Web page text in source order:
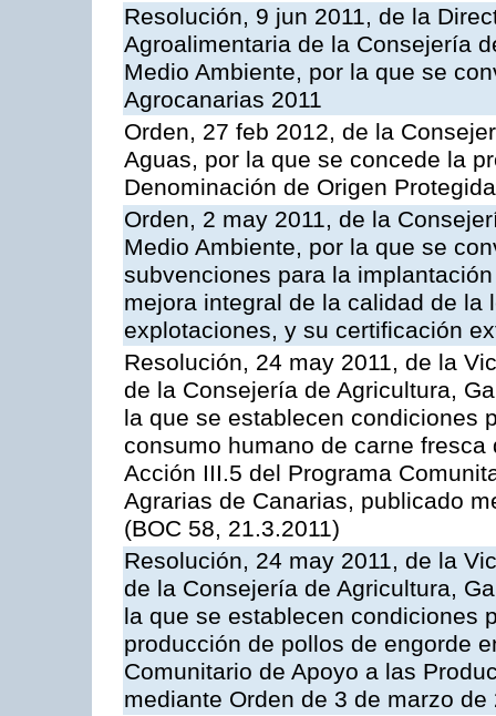
Resolución, 9 jun 2011, de la
Agroalimentaria de la Consejería
Medio Ambiente, por la que se
Agrocanarias 2011
Orden, 27 feb 2012, de la
Aguas, por la que se concede la
Denominación de Origen
Orden, 2 may 2011, de la
Medio Ambiente, por la que se
subvenciones para la
mejora integral de la calidad de
explotaciones, y su certificación
Resolución, 24 may 2011, de la
de la Consejería de Agricultura,
la que se establecen condiciones
consumo humano de carne
Acción III.5 del Programa
Agrarias de Canarias, publicado
(BOC 58, 21.3.2011)
Resolución, 24 may 2011, de la
de la Consejería de Agricultura,
la que se establecen condiciones
producción de pollos de engorde
Comunitario de Apoyo a las
mediante Orden de 3 de marzo de